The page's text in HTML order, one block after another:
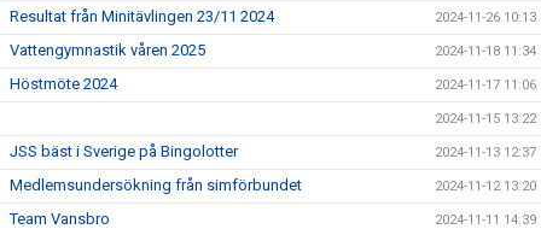
Resultat från Minitävlingen 23/11 2024 2024-11-26 10:13
Vattengymnastik våren 2025 2024-11-18 11:34
Höstmöte 2024 2024-11-17 11:06
2024-11-15 13:22
JSS bäst i Sverige på Bingolotter 2024-11-13 12:37
Medlemsundersökning från simförbundet 2024-11-12 13:20
Team Vansbro 2024-11-11 14:39